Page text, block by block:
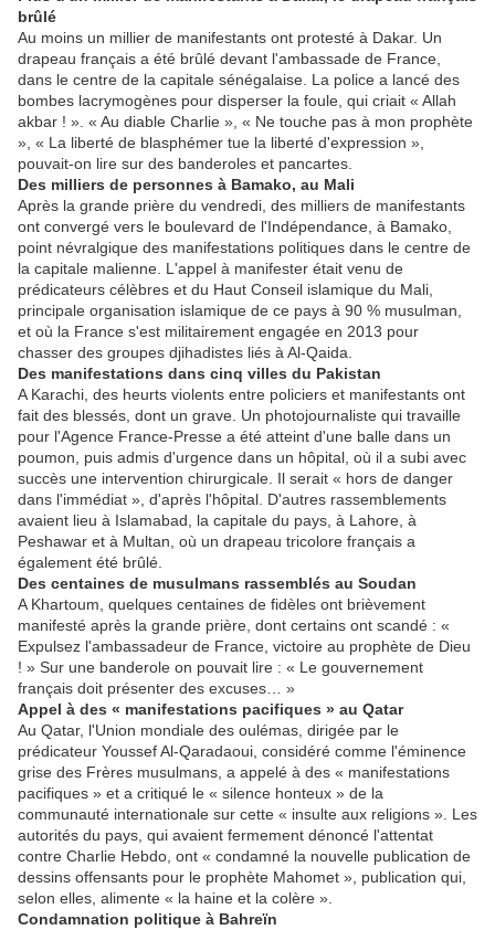
brûlé
Au moins un millier de manifestants ont protesté à Dakar. Un
drapeau français a été brûlé devant l'ambassade de France,
dans le centre de la capitale sénégalaise. La police a lancé des
bombes lacrymogènes pour disperser la foule, qui criait « Allah
akbar ! ». « Au diable Charlie », « Ne touche pas à mon prophète
», « La liberté de blasphémer tue la liberté d'expression »,
pouvait-on lire sur des banderoles et pancartes.
Des milliers de personnes à Bamako, au Mali
Après la grande prière du vendredi, des milliers de manifestants
ont convergé vers le boulevard de l'Indépendance, à Bamako,
point névralgique des manifestations politiques dans le centre de
la capitale malienne. L'appel à manifester était venu de
prédicateurs célèbres et du Haut Conseil islamique du Mali,
principale organisation islamique de ce pays à 90 % musulman,
et où la France s'est militairement engagée en 2013 pour
chasser des groupes djihadistes liés à Al-Qaida.
Des manifestations dans cinq villes du Pakistan
A Karachi, des heurts violents entre policiers et manifestants ont
fait des blessés, dont un grave. Un photojournaliste qui travaille
pour l'Agence France-Presse a été atteint d'une balle dans un
poumon, puis admis d'urgence dans un hôpital, où il a subi avec
succès une intervention chirurgicale. Il serait « hors de danger
dans l'immédiat », d'après l'hôpital. D'autres rassemblements
avaient lieu à Islamabad, la capitale du pays, à Lahore, à
Peshawar et à Multan, où un drapeau tricolore français a
également été brûlé.
Des centaines de musulmans rassemblés au Soudan
A Khartoum, quelques centaines de fidèles ont brièvement
manifesté après la grande prière, dont certains ont scandé : «
Expulsez l'ambassadeur de France, victoire au prophète de Dieu
! » Sur une banderole on pouvait lire : « Le gouvernement
français doit présenter des excuses… »
Appel à des « manifestations pacifiques » au Qatar
Au Qatar, l'Union mondiale des oulémas, dirigée par le
prédicateur Youssef Al-Qaradaoui, considéré comme l'éminence
grise des Frères musulmans, a appelé à des « manifestations
pacifiques » et a critiqué le « silence honteux » de la
communauté internationale sur cette « insulte aux religions ». Les
autorités du pays, qui avaient fermement dénoncé l'attentat
contre Charlie Hebdo, ont « condamné la nouvelle publication de
dessins offensants pour le prophète Mahomet », publication qui,
selon elles, alimente « la haine et la colère ».
Condamnation politique à Bahreïn